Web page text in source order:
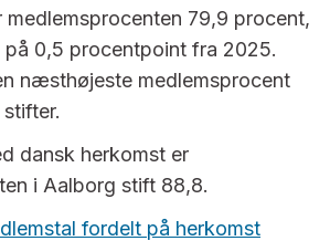
medlemsprocenten 79,9 procent,
0,5 procentpoint fra 2025.
næsthøjeste medlemsprocent
dansk herkomst er
i Aalborg stift 88,8.
fordelt på herkomst